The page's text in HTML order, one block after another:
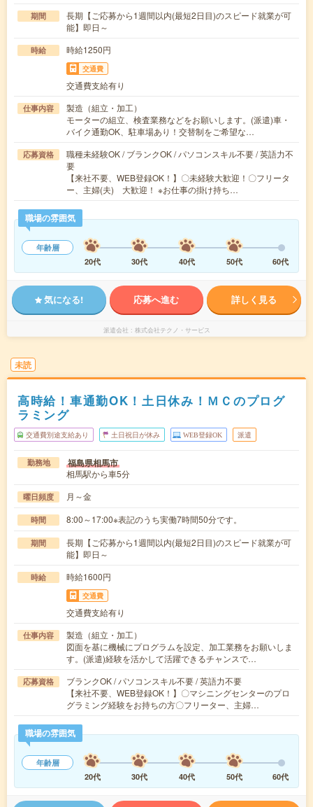
期間
長期【ご応募から1週間以内(最短2日目)のスピード就業が可
能】即日～
時給 時給1250円
交通費
交通費支給有り
仕事内容
製造（組立・加工）
モーターの組立、検査業務などをお願いします。(派遣)車・
バイク通勤OK、駐車場あり！交替制をご希望な…
応募資格
職種未経験OK / ブランクOK / パソコンスキル不要 / 英語力不
要
【来社不要、WEB登録OK！】〇未経験大歓迎！〇フリータ
ー、主婦(夫) 大歓迎！ ※お仕事の掛け持ち…
職場の雰囲気
年齢層
20代
30代 40代 50代 60代
気になる! 応募へ進む 詳しく見る
派遣会社 株式会社テクノ・サービス
未読
高時給！車通勤OK！土日休み！ＭＣのプログ
ラミング
交通費別途支給あり 土日祝日が休み WEB登録OK 派遣
勤務地 福島県相馬市
相馬駅から車5分
曜日頻度 月～金
時間 8:00～17:00※表記のうち実働7時間50分です。
期間
長期【ご応募から1週間以内(最短2日目)のスピード就業が可
能】即日～
時給 時給1600円
交通費
交通費支給有り
仕事内容
製造（組立・加工）
図面を基に機械にプログラムを設定、加工業務をお願いしま
す。(派遣)経験を活かして活躍できるチャンスで…
応募資格
ブランクOK / パソコンスキル不要 / 英語力不要
【来社不要、WEB登録OK！】〇マシニングセンターのプロ
グラミング経験をお持ちの方〇フリーター、主婦…
職場の雰囲気
年齢層
20代
30代 40代 50代 60代